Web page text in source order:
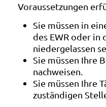
Voraussetzungen
Sie müssen in
des EWR oder in
niedergelassen
Sie müssen Ihre
nachweisen.
Sie müssen Ihre
zuständigen